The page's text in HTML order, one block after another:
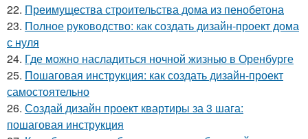
22. Преимущества строительства дома из пенобетона
23. Полное руководство: как создать дизайн-проект дома
с нуля
24. Где можно насладиться ночной жизнью в Оренбурге
25. Пошаговая инструкция: как создать дизайн-проект
самостоятельно
26. Создай дизайн проект квартиры за 3 шага:
пошаговая инструкция